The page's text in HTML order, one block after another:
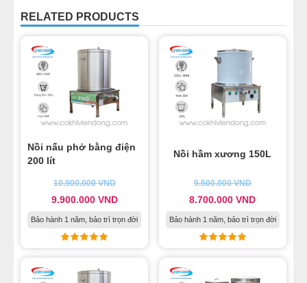
11-Nồi nấu nước lèo bằng than và những hệ lụy “đáng
báo động”
12-
RELATED PRODUCTS
Nồi nấu phở bằng điện
200 lít
10.900.000VND
9.900.000 VND
Bảo hành 1 năm, bảo trì trọn đời
Nồi hầm xương 150L
9.500.000VND
8.700.000VND
Bảo hành 1 năm, bảo trì trọn đời